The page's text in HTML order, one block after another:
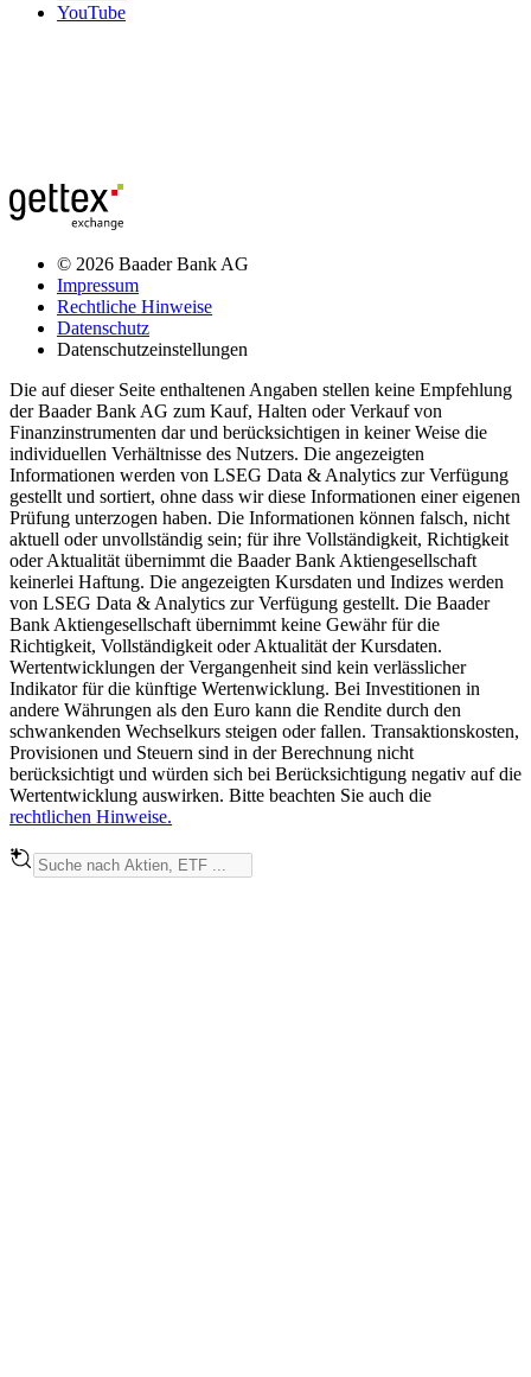
YouTube
© 2026 Baader Bank AG
Impressum
Rechtliche Hinweise
Datenschutz
Datenschutzeinstellungen
Die auf dieser Seite enthaltenen Angaben stellen keine Empfehlung
der Baader Bank AG zum Kauf, Halten oder Verkauf von
Finanzinstrumenten dar und berücksichtigen in keiner Weise die
individuellen Verhältnisse des Nutzers. Die angezeigten
Informationen werden von LSEG Data & Analytics zur Verfügung
gestellt und sortiert, ohne dass wir diese Informationen einer eigenen
Prüfung unterzogen haben. Die Informationen können falsch, nicht
aktuell oder unvollständig sein; für ihre Vollständigkeit, Richtigkeit
oder Aktualität übernimmt die Baader Bank Aktiengesellschaft
keinerlei Haftung. Die angezeigten Kursdaten und Indizes werden
von LSEG Data & Analytics zur Verfügung gestellt. Die Baader
Bank Aktiengesellschaft übernimmt keine Gewähr für die
Richtigkeit, Vollständigkeit oder Aktualität der Kursdaten.
Wertentwicklungen der Vergangenheit sind kein verlässlicher
Indikator für die künftige Wertenwicklung. Bei Investitionen in
andere Währungen als den Euro kann die Rendite durch den
schwankenden Wechselkurs steigen oder fallen. Transaktionskosten,
Provisionen und Steuern sind in der Berechnung nicht
berücksichtigt und würden sich bei Berücksichtigung negativ auf die
Wertentwicklung auswirken. Bitte beachten Sie auch die
rechtlichen Hinweise.